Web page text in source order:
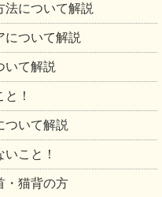
法について解説
について解説
いて解説
！
ついて解説
こと！
・猫背の方